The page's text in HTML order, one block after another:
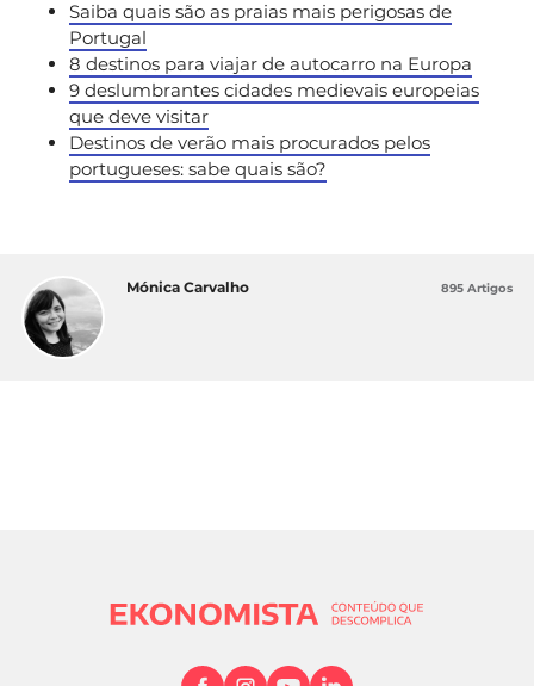
Saiba quais são as praias mais perigosas de
Portugal
8 destinos para viajar de autocarro na Europa
9 deslumbrantes cidades medievais europeias
que deve visitar
Destinos de verão mais procurados pelos
portugueses: sabe quais são?
Mónica Carvalho 895 Artigos